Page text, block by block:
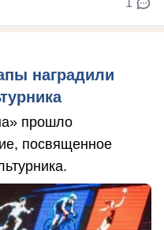
1
наградили
прошло
посвященное